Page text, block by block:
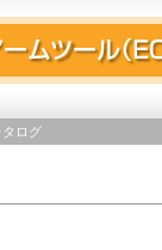
ドアー
タログ